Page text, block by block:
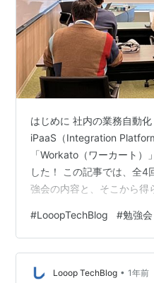
はじめに 社内の業務自動化
iPaaS（Integration
「Workato（ワーカート）
した！ この記事では、全4
強会の内容と、そこから得
のか？」といった基本から
バーし、社内メンバーの
指しました。 Workatoっ
ノーコード／ローコードで
#LooopTechBlog #勉強会
Looop TechBlog • 1年前